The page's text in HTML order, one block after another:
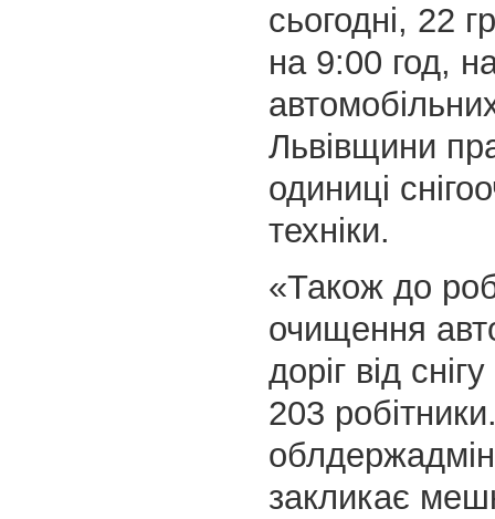
сьогодні, 22
на 9:00 год,
Львівщини
одиниці
техніки.
«Також до
очищення
доріг від
203
закликає